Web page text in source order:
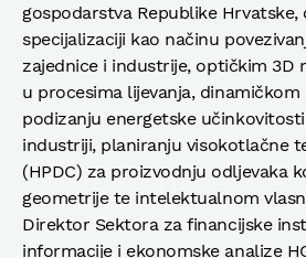
gospodarstva Republike Hrvatske,
specijalizaciji kao načinu
zajednice i industrije, optičkim 3D
u procesima lijevanja,
podizanju energetske
industriji, planiranju visokotlačne
(HPDC) za proizvodnju odljevaka
geometrije te intelektualnom
Direktor Sektora za financijske
informacije i ekonomske analize